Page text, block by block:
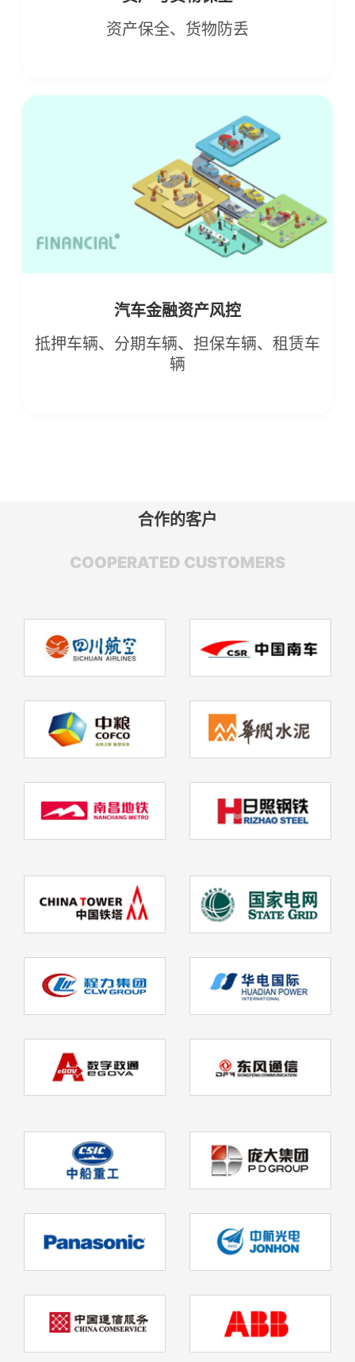
资产保全、货物防丢
汽车金融资产风控
抵押车辆、分期车辆、担保车辆、租赁车
辆
合作的客户
COOPERATED CUSTOMERS